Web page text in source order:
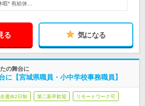
暇* 有給休…
る 気になる
の舞台に
に【宮城県職員・小中学校事務職員】
週休2日制 第二新卒歓迎 リモートワーク可